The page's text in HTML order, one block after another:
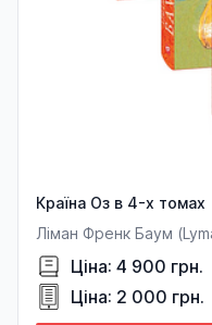
Країна Оз в 4-х томах
Ліман Френк Баум
Ціна: 4 900 грн.
Ціна: 2 000 грн.